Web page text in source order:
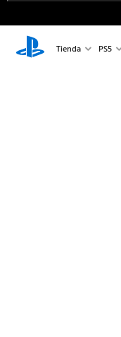
Tienda PS5